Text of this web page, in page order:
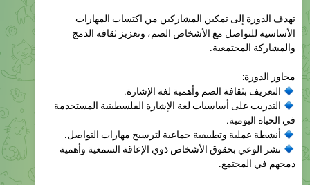
والمشاركة المجتمعية.
محاور الدورة:
التدريب على أساسيات لغة الإشارة الفلسطينية المستخدمة
في الحياة اليومية.
أنشطة عملية وتطبيقية جماعية لترسيخ مهارات التواصل.
نشر الوعي بحقوق الأشخاص ذوي الإعاقة السمعية وأهمية
دمجهم في المجتمع.
الفئة المستهدفة: